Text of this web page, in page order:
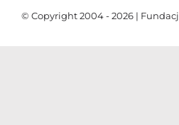
© Copyright 2004 - 2026 |